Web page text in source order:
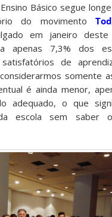
Básico segue
do movimento
em janeiro
apenas 7,3% dos
de
somente
é ainda menor,
adequado, o que
escola sem saber